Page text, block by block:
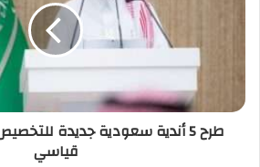
طرح 5 أندية سعودية جديدة
قياسي